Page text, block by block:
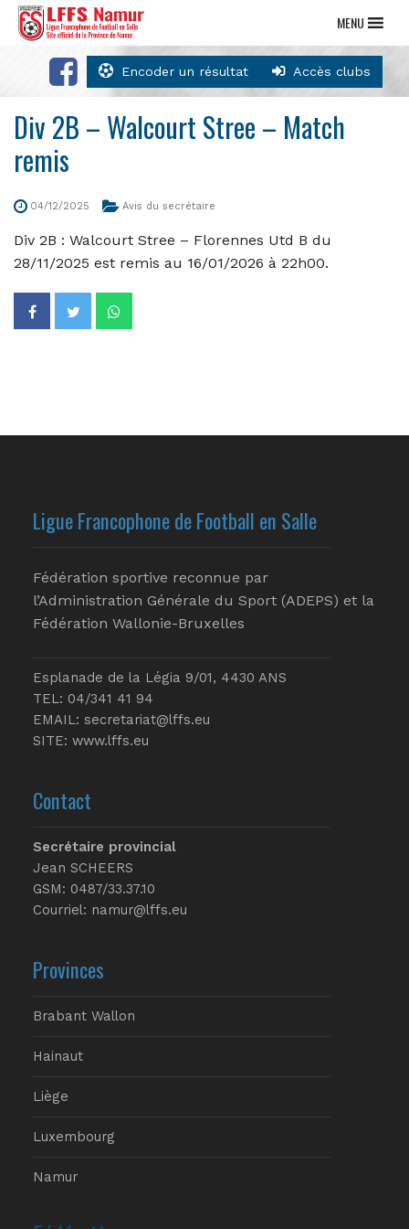
Encoder un résultat Accès clubs
MENU
Div 2B – Walcourt Stree – Match
remis
04/12/2025 Avis du secrétaire
Div 2B : Walcourt Stree – Florennes Utd B du
28/11/2025 est remis au 16/01/2026 à 22h00.
Ligue Francophone de Football en Salle
Fédération sportive reconnue par
l’Administration Générale du Sport (ADEPS) et la
Fédération Wallonie-Bruxelles
Esplanade de la Légia 9/01, 4430 ANS
TEL: 04/341 41 94
EMAIL: secretariat@lffs.eu
SITE: www.lffs.eu
Contact
Secrétaire provincial
Jean SCHEERS
GSM: 0487/33.37.10
Courriel: namur@lffs.eu
Provinces
Brabant Wallon
Hainaut
Liège
Luxembourg
Namur